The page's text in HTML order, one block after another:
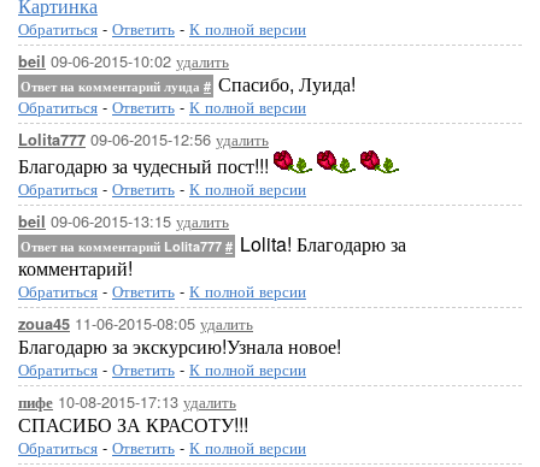
Обратиться - Ответить - К полной версии
beil 09-06-2015-10:02 удалить
Ответ на комментарий луида # Спасибо, Луида!
Обратиться - Ответить - К полной версии
Lolita777 09-06-2015-12:56 удалить
Благодарю за чудесный пост!!!
Обратиться - Ответить - К полной версии
beil 09-06-2015-13:15 удалить
Ответ на комментарий Lolita777 # Lolita! Благодарю за
комментарий!
Обратиться - Ответить - К полной версии
zoua45 11-06-2015-08:05 удалить
Благодарю за экскурсию!Узнала новое!
Обратиться - Ответить - К полной версии
пифе 10-08-2015-17:13 удалить
СПАСИБО ЗА КРАСОТУ!!!
Обратиться - Ответить - К полной версии